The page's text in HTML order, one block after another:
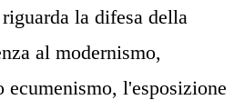
la difesa della
al modernismo,
l'esposizione